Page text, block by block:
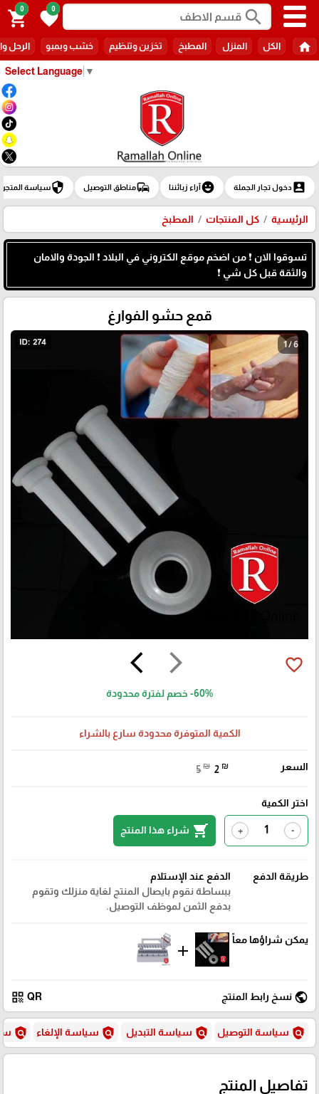
Select Language ▼
search
0
favorite
0
shopping_cart
home الكل المنزل المطبخ تخزين وتنظيم خشب وبمبو الرحل
account_boxدخول تجار الجملة emoji_emotionsآراء زبائننا commuteمناطق التوصيل securityسياسة المتجر
الرئيسية كل المنتجات المطبخ
تسوقوا الان ❗ من اضخم موقع الكتروني في البلاد ❗ الجودة والامان
والثقة قبل كل شي ❗
قمع حشو الفوارغ
1 / 6
arrow_forward_ios
arrow_back_ios favorite_border
-60% خصم لفترة محدودة
الكمية المتوفرة محدودة سارع بالشراء
السعر 5 ₪ 2 ₪
اختر الكمية
-
+
shopping_cart شراء هذا المنتج
طريقة الدفع
الدفع عند الإستلام
ببساطة نقوم بايصال المنتج لغاية منزلك وتقوم
بدفع الثمن لموظف التوصيل.
يمكن شراؤها معاً
add
public نسخ رابط المنتج QR
qr_code
policy سياسة التوصيل policy سياسة التبديل policy سياسة الإلغاء policy
تفاصيل المنتج